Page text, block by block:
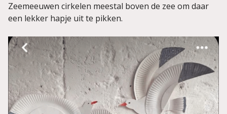
Zeemeeuwen cirkelen meestal boven de zee om daar
een lekker hapje uit te pikken.